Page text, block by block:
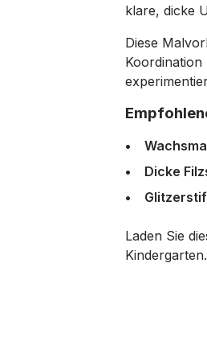
klare, dicke
Diese
Dicke
Laden Sie
Kindergarten.